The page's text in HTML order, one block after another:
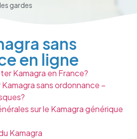
gardes
sans
en ligne
Kamagra en France?
sans ordonnance –
sur le Kamagra générique
Kamagra